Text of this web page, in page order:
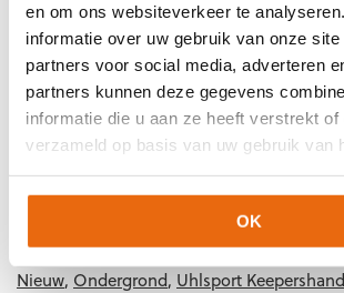
en om ons websiteverkeer te
informatie over uw gebruik van onze site
partners voor social media, adverteren
partners kunnen deze gegevens
informatie die u aan ze heeft verstrekt of
verzameld op basis van uw gebruik van
OK
EAN code
4099803171037
Maat: 7 1/2
4099803171075
Maat: 9 1/2
4099803171993
Maat: 10 1/2
4099803171013
Maat: 12
Let op!Houd rekening met 1-2 werkdagen
voor bedrukte artikelen.
Bedrukte artikelen kunnen wij helaas niet
Artikelnummer: 101132601-1 Categorieën:
Keepershandschoenen,
Keepershandschoenen kind,
Keepershandschoenen maat 7
maat 8,Keepershandschoenen maat 9,
Nieuw, Ondergrond, Uhlsport